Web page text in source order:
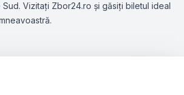
Vizitați Zbor24.ro și găsiți biletul ideal